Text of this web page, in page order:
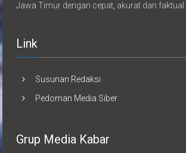
Jawa Timur dengan cepat, akurat dan faktual.
Link
Susunan Redaksi
Pedoman Media Siber
Grup Media Kabar